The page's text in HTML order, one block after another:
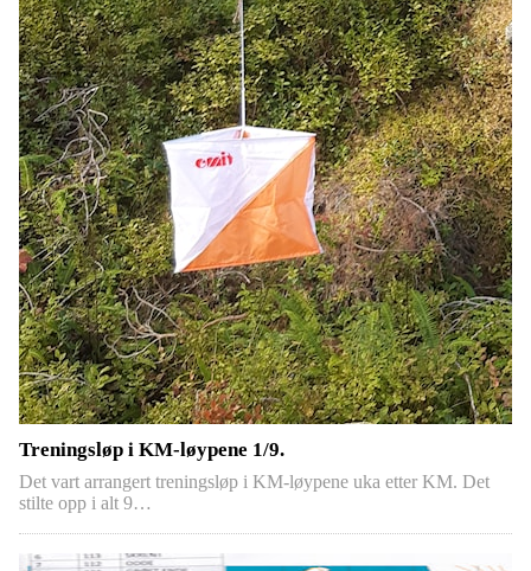
Treningsløp i KM-løypene 1/9.
Det vart arrangert treningsløp i KM-løypene uka etter KM. Det
stilte opp i alt 9…